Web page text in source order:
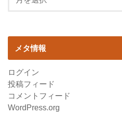
メタ情報
ログイン
投稿フィード
コメントフィード
WordPress.org